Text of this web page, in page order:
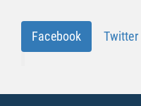
Facebook Twitter